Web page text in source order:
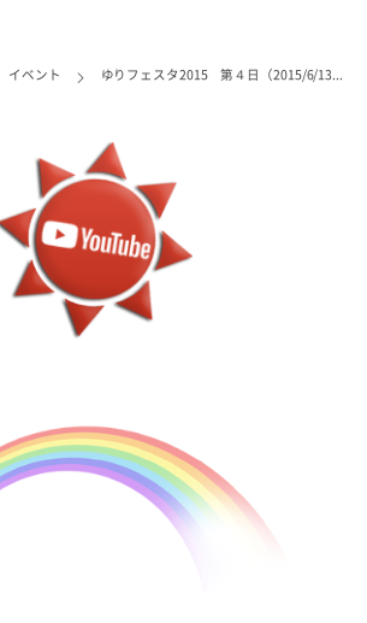
イベント ゆりフェスタ2015 第４日（2015/6/13...